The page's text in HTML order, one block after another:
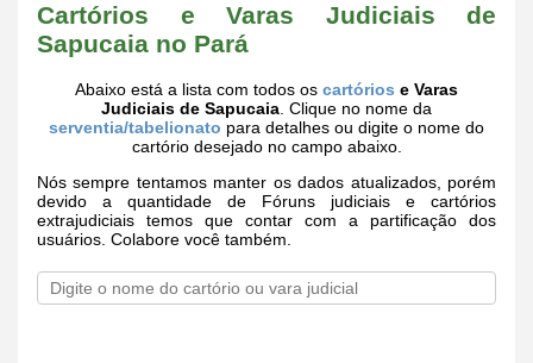
Cartórios e Varas Judiciais de
Sapucaia no Pará
Abaixo está a lista com todos os cartórios e Varas
Judiciais de Sapucaia . Clique no nome da
serventia/tabelionato para detalhes ou digite o nome do
cartório desejado no campo abaixo.
Nós sempre tentamos manter os dados atualizados, porém
devido a quantidade de Fóruns judiciais e cartórios
extrajudiciais temos que contar com a partificação dos
usuários. Colabore você também.